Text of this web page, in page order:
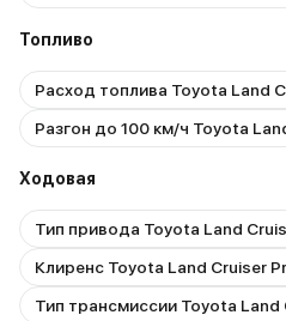
Топливо
Расход топлива Toyota Land
Разгон до 100 км/ч Toyota
Ходовая
Тип привода Toyota Land
Клиренс Toyota Land Cruiser
Тип трансмиссии Toyota Land